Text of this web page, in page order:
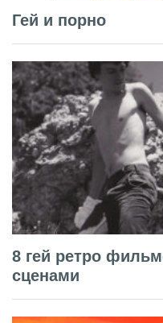
Гей и порно
8 гей ретро
сценами